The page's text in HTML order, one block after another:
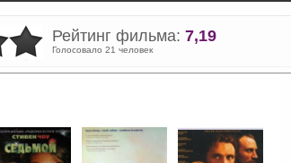
Рейтинг фильма: 7,19
Голосовало 21 человек